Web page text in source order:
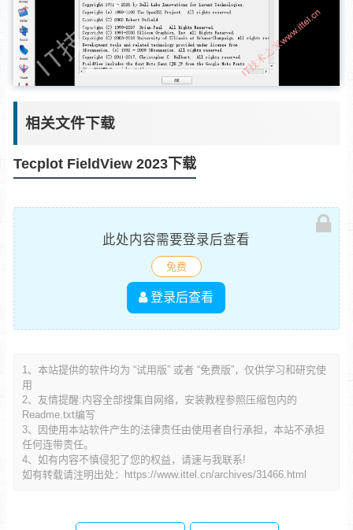
相关文件下载
Tecplot FieldView 2023下载
此处内容需要登录后查看
免费
登录后查看
1、本站提供的软件均为 “试用版” 或者 “免费版”，仅供学习和研究使
用
2、友情提醒:内容全部搜集自网络，安装教程参照压缩包内的
Readme.txt编写
3、因使用本站软件产生的法律责任由使用者自行承担，本站不承担
任何连带责任。
4、如有内容不慎侵犯了您的权益，请速与我联系!
如有转载请注明出处：
https://www.ittel.cn/archives/31466.html